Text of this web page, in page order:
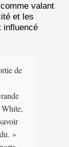
valant
et les
influencé
de
»